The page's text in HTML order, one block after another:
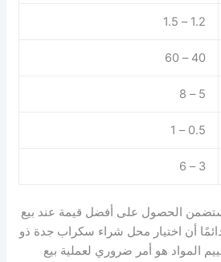
1.2 – 1.5
40 – 60
5 – 8
0.5 – 1
3 – 6
ستضمن الحصول على أفضل قيمة عند بيع
أن اختيار محل شراء سكراب جدة ذو
المواد هو أمر ضروري لعملية بيع